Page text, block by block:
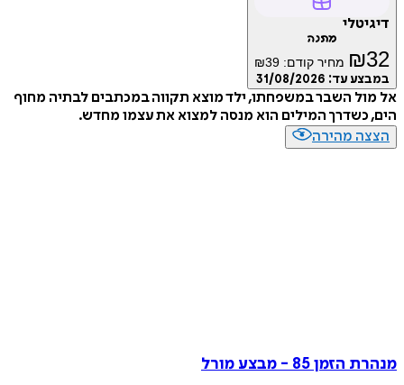
דיגיטלי
מתנה
₪32 מחיר קודם: ₪39
במבצע עד: 31/08/2026
אל מול השבר במשפחתו, ילד מוצא תקווה במכתבים לבתיה מחוף
הים, כשדרך המילים הוא מנסה למצוא את עצמו מחדש.
הצצה מהירה
מנהרת הזמן 85 - מבצע מורל